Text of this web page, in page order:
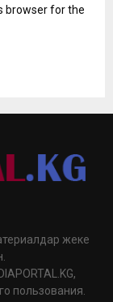
browser for the
жеке
пользования.